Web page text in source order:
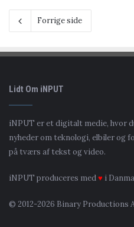
Forrige side
Lidt Om iNPUT
iNPUT er et digitalt medie, hvor
nyheder om teknologi, elbiler og
på tværs af tekst og video.
iNPUT produceres med♥ i
© 2012-2026 Binary Productions